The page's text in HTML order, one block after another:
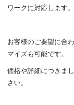
ワークに対応します。
お客様のご要望に合
マイズも可能です。
価格や詳細につきま
さい。